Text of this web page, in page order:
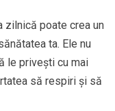
zilnică poate crea un
ta. Ele nu
le privești cu mai
să respiri și să